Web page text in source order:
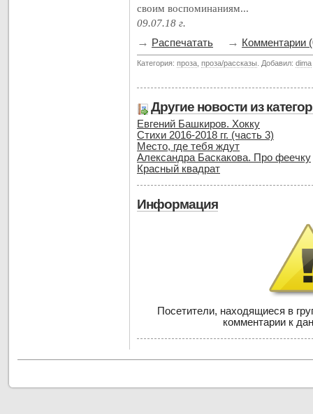
своим воспоминаниям...
09.07.18 г.
→ Распечатать → Комментарии
Категория: проза проза/рассказы . Добавил: dima
Другие новости из
Евгений Башкиров. Хокку
Стихи 2016-2018 гг. (часть 3)
Место, где тебя ждут
Александра Баскакова. Про феечку
Красный квадрат
Информация
Посетители, находящиеся в
комментарии к